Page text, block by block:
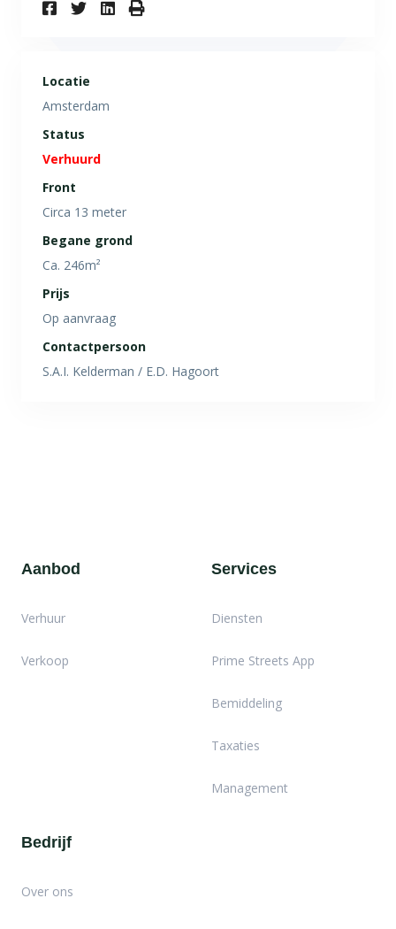
Locatie
Amsterdam
Status
Verhuurd
Front
Circa 13 meter
Begane grond
Ca. 246m²
Prijs
Op aanvraag
Contactpersoon
S.A.I. Kelderman / E.D. Hagoort
Aanbod
Verhuur
Verkoop
Services
Diensten
Prime Streets App
Bemiddeling
Taxaties
Management
Bedrijf
Over ons